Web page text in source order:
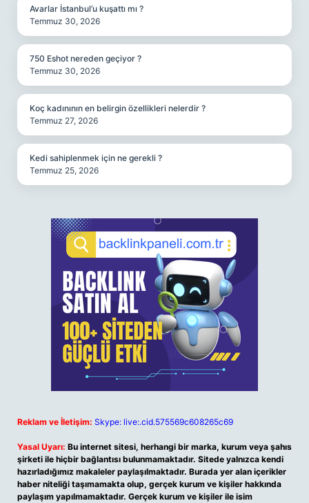
Avarlar İstanbul’u kuşattı mı ?
Temmuz 30, 2026
750 Eshot nereden geçiyor ?
Temmuz 30, 2026
Koç kadınının en belirgin özellikleri nelerdir ?
Temmuz 27, 2026
Kedi sahiplenmek için ne gerekli ?
Temmuz 25, 2026
Reklam ve İletişim: Skype: live:.cid.575569c608265c69
Yasal Uyarı: Bu internet sitesi, herhangi bir marka, kurum veya şahıs
şirketi ile hiçbir bağlantısı bulunmamaktadır. Sitede yalnızca kendi
hazırladığımız makaleler paylaşılmaktadır. Burada yer alan içerikler
haber niteliği taşımamakta olup, gerçek kurum ve kişiler hakkında
paylaşım yapılmamaktadır. Gerçek kurum ve kişiler ile isim